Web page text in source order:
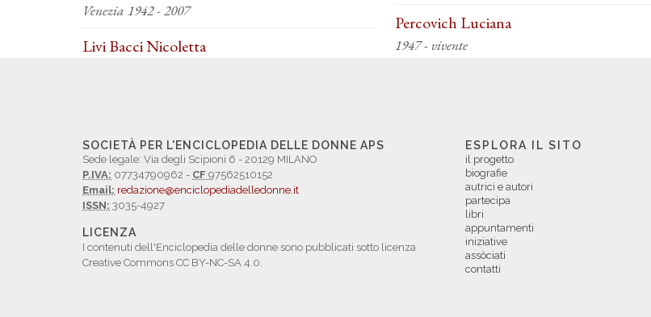
Venezia 1942 - 2007
Livi Bacci Nicoletta
Percovich Luciana
1947 - vivente
SOCIETÀ PER L'ENCICLOPEDIA DELLE DONNE APS
Sede legale: Via degli Scipioni 6 - 20129 MILANO
P.IVA: 07734790962 - CF 97562510152
Email: redazione@enciclopediadelledonne.it
ISSN: 3035-4927
LICENZA
I contenuti dell'Enciclopedia delle donne sono pubblicati sotto licenza
Creative Commons CC BY-NC-SA 4.0.
ESPLORA IL SITO
il progetto
biografie
autrici e autori
partecipa
libri
appuntamenti
iniziative
assòciati
contatti